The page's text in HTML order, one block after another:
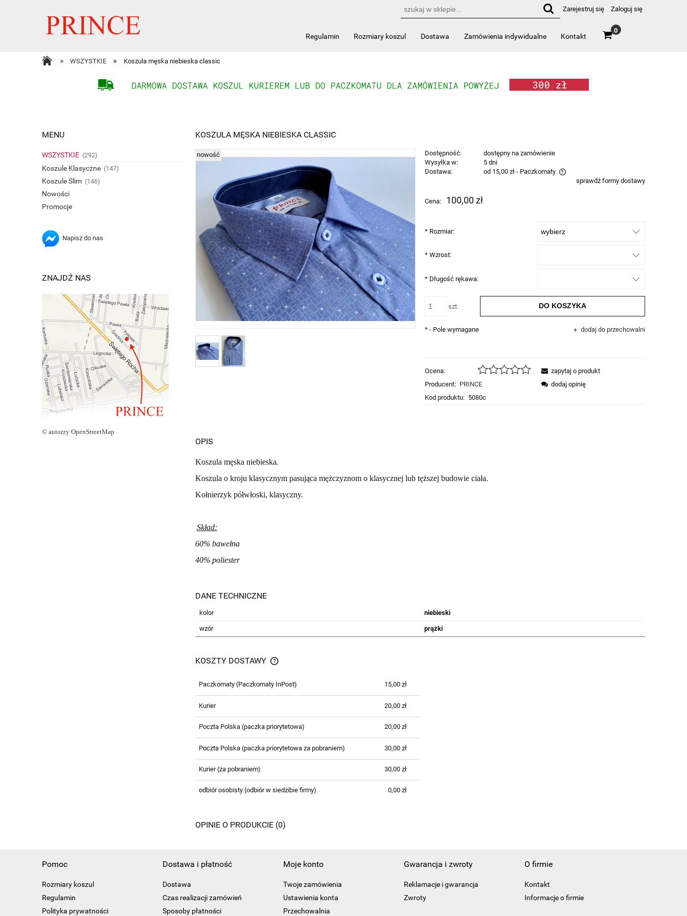
Zarejestruj się Zaloguj się
Regulamin Rozmiary koszul Dostawa Zamówienia indywidualne Kontakt
0
» WSZYSTKIE » Koszula męska niebieska classic
MENU
WSZYSTKIE (292)
Koszule Klasyczne (147)
Koszule Slim (146)
Nowości
Promocje
Napisz do nas
ZNAJDŹ NAS
© autorzy OpenStreetMap
KOSZULA MĘSKA NIEBIESKA CLASSIC
nowość Dostępność:
dostępny na zamówienie
Wysyłka w:
5 dni
Dostawa:
od 15,00 zł - Paczkomaty
płatności
sprawdź formy dostawy
Cena: 100,00 zł
* Rozmiar:
* Wzrost:
* Długość rękawa:
szt. DO KOSZYKA
dodaj do przechowalni
* - Pole wymagane
Ocena:
Producent: PRINCE
Kod produktu: 5080c
zapytaj o produkt
dodaj opinię
OPIS
Koszula męska niebieska.
Koszula o kroju klasycznym pasująca mężczyznom o klasycznej lub tęższej budowie ciała.
Kołnierzyk półwłoski, klasyczny.
Skład:
60% bawełna
40% poliester
DANE TECHNICZNE
kolor niebieski
wzór prążki
KOSZTY DOSTAWY
CENA NIE ZAWIERA EWENTUALNYCH
KOSZTÓW PŁATNOŚCI
Paczkomaty(Paczkomaty InPost) 15,00 zł
Kurier 20,00 zł
Poczta Polska (paczka priorytetowa) 20,00 zł
Poczta Polska (paczka priorytetowa za pobraniem) 30,00 zł
Kurier (za pobraniem) 30,00 zł
odbiór osobisty(odbiór w siedzibie firmy) 0,00 zł
OPINIE O PRODUKCIE (0)
Pomoc
Rozmiary koszul
Regulamin
Polityka prywatności
Dostawa i płatność
Dostawa
Czas realizacji zamówień
Sposoby płatności
Moje konto
Twoje zamówienia
Ustawienia konta
Przechowalnia
Gwarancja i zwroty
Reklamacje i gwarancja
Zwroty
O firmie
Kontakt
Informacje o firmie